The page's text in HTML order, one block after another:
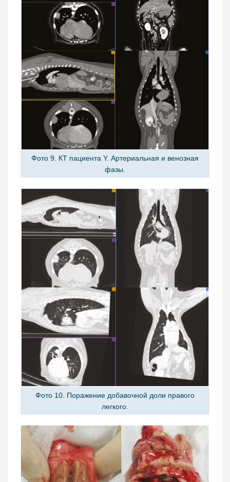
Фото 9. КТ пациента Y. Артериальная и венозная
фазы.
Фото 10. Поражение добавочной доли правого
легкого.